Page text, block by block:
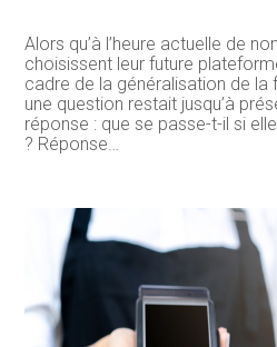
Alors qu’à l’heure actuelle de
choisissent leur future
cadre de la généralisation de la
une question restait jusqu’à
réponse : que se passe-t-il si
? Réponse…